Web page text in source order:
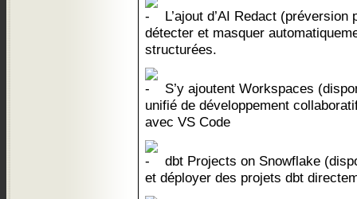
L’ajout d’AI Redact
détecter et masquer
structurées.
S’y ajoutent Workspaces
unifié de développement
avec VS Code
dbt Projects on Snowflake
et déployer des projets dbt